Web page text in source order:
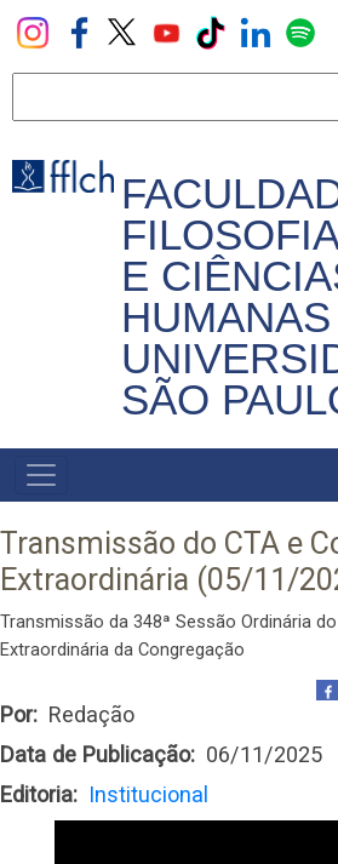
Pular
para
principal
E
HUMANAS
SÃO
NAVEGADOR
PRINCIPAL
Transmissão do CTA e
Extraordinária (05/11/
Transmissão da 348ª Sessão Ordinária
Extraordinária da Congregação
Por
Redação
Data de Publicação
06/11/2025
Editoria
Institucional